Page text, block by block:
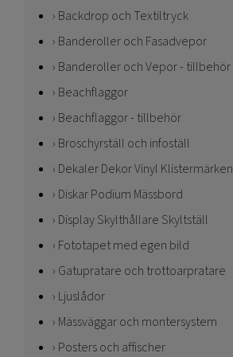
Backdrop och Textiltryck
Banderoller och Fasadvepor
Banderoller och Vepor - tillbehör
Beachflaggor
Beachflaggor - tillbehör
Broschyrställ och infoställ
Dekaler Dekor Vinyl Klistermärken
Diskar Podium Mässbord
Display Skylthållare Skyltställ
Fototapet med egen bild
Gatupratare och trottoarpratare
Ljuslådor
Mässväggar och montersystem
Posters och affischer